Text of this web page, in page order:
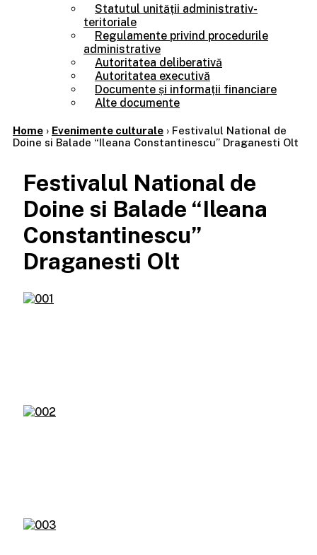
Statutul unității administrativ-
teritoriale
Regulamente privind procedurile
administrative
Autoritatea deliberativă
Autoritatea executivă
Documente și informații financiare
Alte documente
Home › Evenimente culturale › Festivalul National de
Doine si Balade “Ileana Constantinescu” Draganesti Olt
Festivalul National de
Doine si Balade “Ileana
Constantinescu”
Draganesti Olt